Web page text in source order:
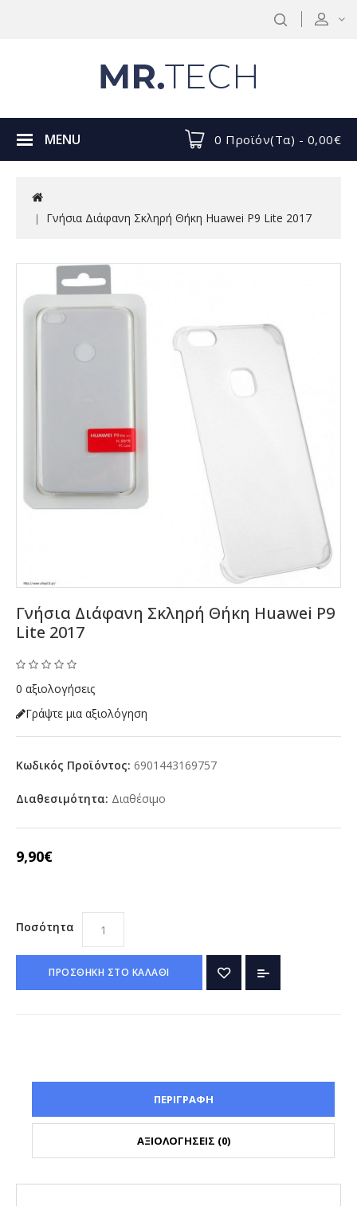
0 Προϊόν(τα) - 0,00€
MENU
Γνήσια Διάφανη Σκληρή Θήκη Huawei P9 Lite 2017
Γνήσια Διάφανη Σκληρή Θήκη Huawei P9
Lite 2017
0 αξιολογήσεις
Γράψτε μια αξιολόγηση
Κωδικός Προϊόντος: 6901443169757
Διαθεσιμότητα: Διαθέσιμο
9,90€
Ποσότητα
ΠΡΟΣΘΗΚΗ ΣΤΟ ΚΑΛΑΘΙ
ΠΕΡΙΓΡΑΦΗ
ΑΞΙΟΛΟΓΗΣΕΙΣ (0)